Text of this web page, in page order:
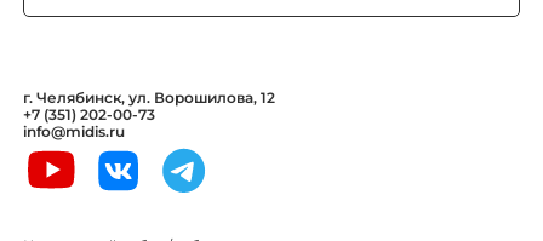
г. Челябинск, ул. Ворошилова, 12
+7 (351) 202-00-73
info@midis.ru